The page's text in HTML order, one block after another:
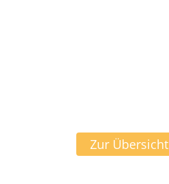
Zur Übersicht